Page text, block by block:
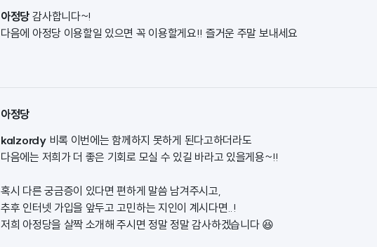
아정당 감사합니다~!
다음에 아정당 이용할일 있으면 꼭 이용할게요!! 즐거운 주말 보내세요
아정당
kalzordy 비록 이번에는 함께하지 못하게 된다고하더라도
다음에는 저희가 더 좋은 기회로 모실 수 있길 바라고 있을게용~!!
혹시 다른 궁금증이 있다면 편하게 말씀 남겨주시고,
추후 인터넷 가입을 앞두고 고민하는 지인이 계시다면..!
저희 아정당을 살짝 소개해 주시면 정말 정말 감사하겠습니다 😆